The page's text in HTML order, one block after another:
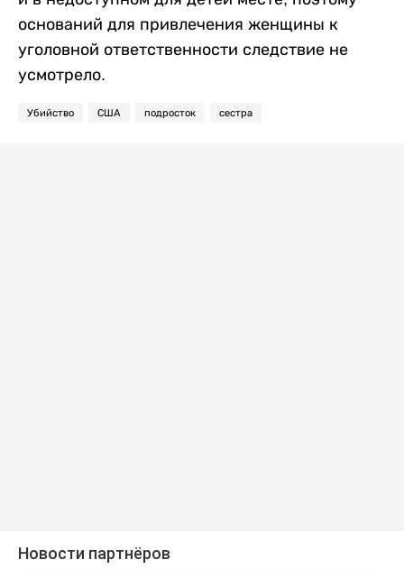
оснований для привлечения женщины к
уголовной ответственности следствие не
усмотрело.
Убийство США подросток сестра